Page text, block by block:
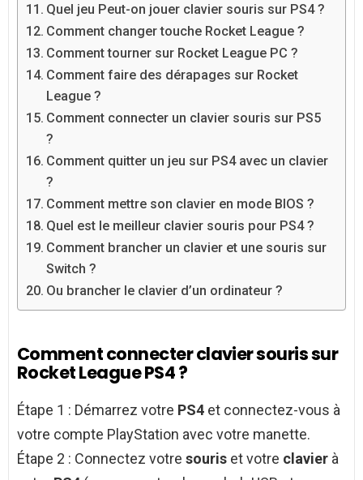
Quel jeu Peut-on jouer clavier souris sur PS4 ?
Comment changer touche Rocket League ?
Comment tourner sur Rocket League PC ?
Comment faire des dérapages sur Rocket
League ?
Comment connecter un clavier souris sur PS5
?
Comment quitter un jeu sur PS4 avec un clavier
?
Comment mettre son clavier en mode BIOS ?
Quel est le meilleur clavier souris pour PS4 ?
Comment brancher un clavier et une souris sur
Switch ?
Ou brancher le clavier d’un ordinateur ?
Comment connecter clavier souris sur
Rocket League PS4 ?
Étape 1 : Démarrez votre PS4 et connectez-vous à
votre compte PlayStation avec votre manette.
Étape 2 : Connectez votre souris et votre clavier à